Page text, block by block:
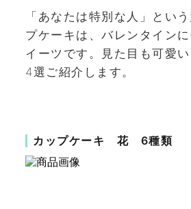
「あなたは特別な人」とい
プケーキは、バレンタイン
イーツです。見た目も可愛
4選ご紹介します。
カップケーキ 花 6種類